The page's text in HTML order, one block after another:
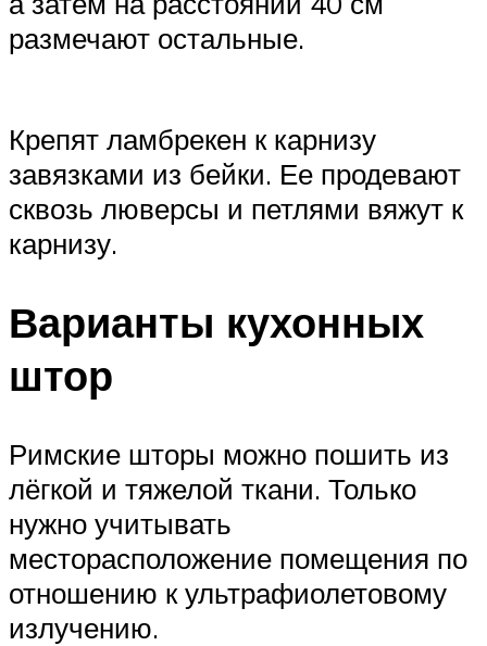
размечают остальные.
Крепят ламбрекен к карнизу
завязками из бейки. Ее продевают
сквозь люверсы и петлями вяжут к
карнизу.
Варианты кухонных
штор
Римские шторы можно пошить из
лёгкой и тяжелой ткани. Только
нужно учитывать
месторасположение помещения по
отношению к ультрафиолетовому
излучению.